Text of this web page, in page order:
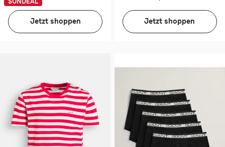
SUNDEAL
Jetzt shoppen Jetzt shoppen